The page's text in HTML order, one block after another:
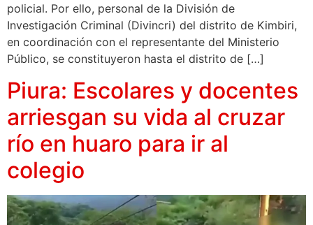
policial. Por ello, personal de la División de
Investigación Criminal (Divincri) del distrito de Kimbiri,
en coordinación con el representante del Ministerio
Público, se constituyeron hasta el distrito de […]
Piura: Escolares y docentes
arriesgan su vida al cruzar
río en huaro para ir al
colegio